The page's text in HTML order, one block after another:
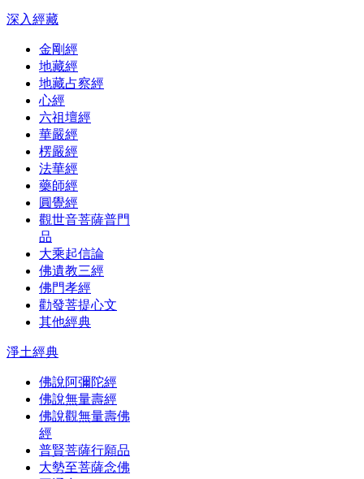
深入經藏
金剛經
地藏經
地藏占察經
心經
六祖壇經
華嚴經
楞嚴經
法華經
藥師經
圓覺經
觀世音菩薩普門
品
大乘起信論
佛遺教三經
佛門孝經
勸發菩提心文
其他經典
淨土經典
佛說阿彌陀經
佛說無量壽經
佛說觀無量壽佛
經
普賢菩薩行願品
大勢至菩薩念佛